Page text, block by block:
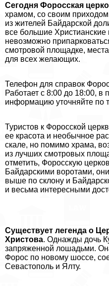
Сегодня Форосская
храмом, со своим
из жителей Байдарской
все большие Христианские
невозможно
смотровой площадке,
для всех желающих.
Телефон для справок
Работает с 8:00 до 18:00, в
информацию уточняйте по
Туристов к Форосской
ее красота и необычное
скале, но помимо храма,
из лучших смотровых
отметить, Форосскую
Байдарскими воротами,
выше по склону и
и весьма интересными
Существует легенда о
Христова. Однажды дочь
запряженной лошадьми.
Форос по новому шоссе,
Севастополь и Ялту.